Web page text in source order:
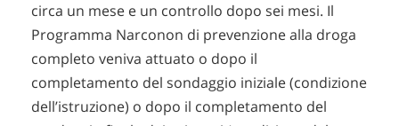
circa un mese e un controllo dopo sei mesi. Il
Programma Narconon di prevenzione alla droga
completo veniva attuato o dopo il
completamento del sondaggio iniziale (condizione
dell’istruzione) o dopo il completamento del